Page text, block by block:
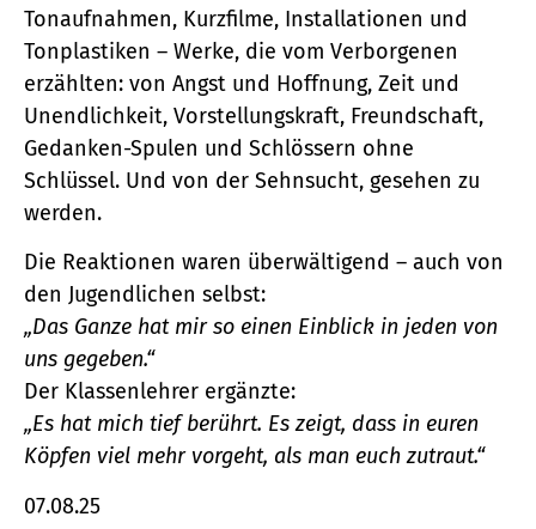
Tonaufnahmen, Kurzfilme, Installationen und
Tonplastiken – Werke, die vom Verborgenen
erzählten: von Angst und Hoffnung, Zeit und
Unendlichkeit, Vorstellungskraft, Freundschaft,
Gedanken-Spulen und Schlössern ohne
Schlüssel. Und von der Sehnsucht, gesehen zu
werden.
Die Reaktionen waren überwältigend – auch von
den Jugendlichen selbst:
„Das Ganze hat mir so einen Einblick in jeden von
uns gegeben.“
Der Klassenlehrer ergänzte:
„Es hat mich tief berührt. Es zeigt, dass in euren
Köpfen viel mehr vorgeht, als man euch zutraut.“
07.08.25